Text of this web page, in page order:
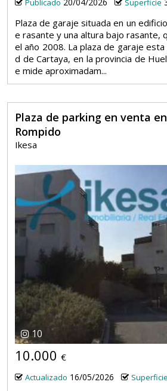
Publicado Superficie
Plaza de garaje situada en un
e rasante y una altura bajo rasante,
el año 2008. La plaza de garaje esta
d de Cartaya, en la provincia de
e mide aproximadam...
Plaza de parking en venta
Rompido
Ikesa
10
10.000 €
Actualizado 16/05/2026 Superficie